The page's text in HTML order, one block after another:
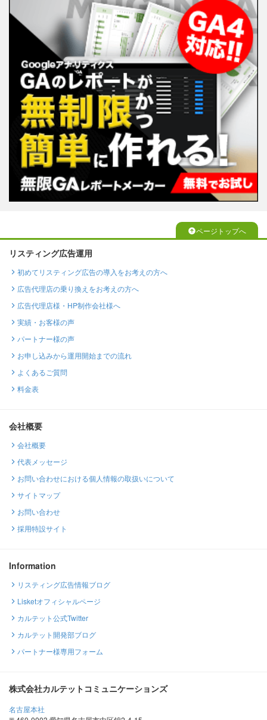
ページトップへ
リスティング広告運用
初めてリスティング広告の導入をお考えの方へ
広告代理店の乗り換えをお考えの方へ
広告代理店様・HP制作会社様へ
実績・お客様の声
パートナー様の声
お申し込みから運用開始までの流れ
よくあるご質問
料金表
会社概要
会社概要
代表メッセージ
お問い合わせにおける個人情報の取扱いについて
サイトマップ
お問い合わせ
採用特設サイト
Information
リスティング広告情報ブログ
Lisketオフィシャルページ
カルテット公式Twitter
カルテット開発部ブログ
パートナー様専用フォーム
株式会社カルテットコミュニケーションズ
名古屋本社